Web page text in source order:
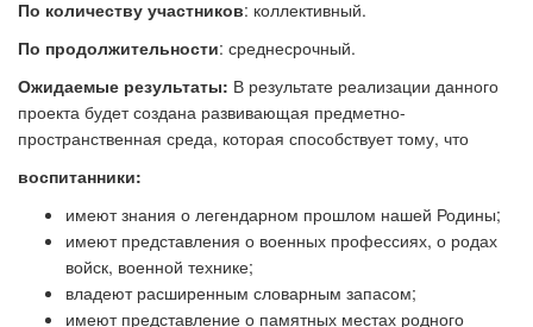
По количеству участников: коллективный.
По продолжительности: среднесрочный.
Ожидаемые результаты: В результате реализации данного
проекта будет создана развивающая предметно-
пространственная среда, которая способствует тому, что
воспитанники:
имеют знания о легендарном прошлом нашей Родины;
имеют представления о военных профессиях, о родах
войск, военной технике;
владеют расширенным словарным запасом;
имеют представление о памятных местах родного